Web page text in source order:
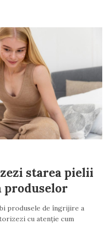
starea pielii
produselor
produsele de îngrijire a
cu atenție cum